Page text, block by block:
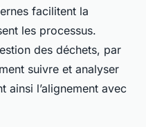
facilitent la
les processus.
des déchets, par
suivre et analyser
ainsi l’alignement avec